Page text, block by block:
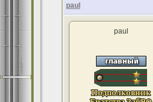
paul
paul